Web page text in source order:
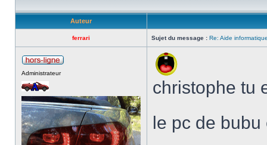
Auteur
ferrari Sujet du message : Re: Aide
Administrateur
christophe tu
le pc de